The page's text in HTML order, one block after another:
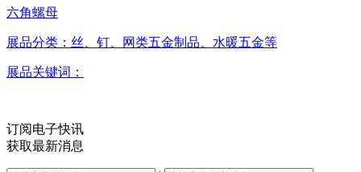
六角螺母
展品分类： 丝、钉、网类五金制品、水暖五金等
展品关键词：
订阅电子快讯
获取最新消息